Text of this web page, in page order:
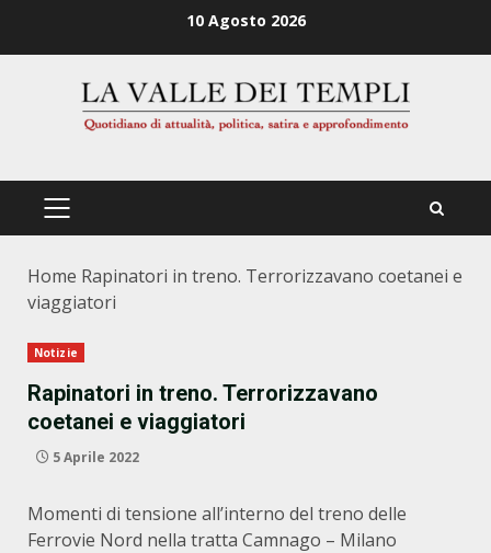
10 Agosto 2026
PRIMÄRES
Home Rapinatori in treno. Terrorizzavano coetanei e
viaggiatori
Notizie
Rapinatori in treno. Terrorizzavano
coetanei e viaggiatori
5 Aprile 2022
Momenti di tensione all’interno del treno delle
Ferrovie Nord nella tratta Camnago – Milano